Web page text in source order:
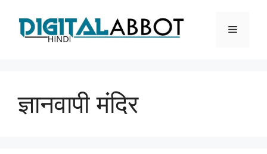
content
Menu
ज्ञानवापी मंदिर